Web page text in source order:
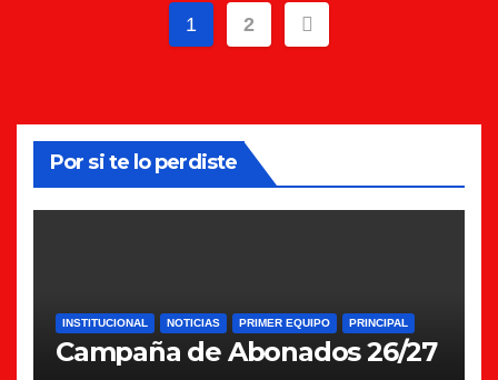
Paginación
entradas
1 2
Por si te lo perdiste
INSTITUCIONAL NOTICIAS PRIMER EQUIPO PRINCIPAL
Campaña de Abonados 26/27